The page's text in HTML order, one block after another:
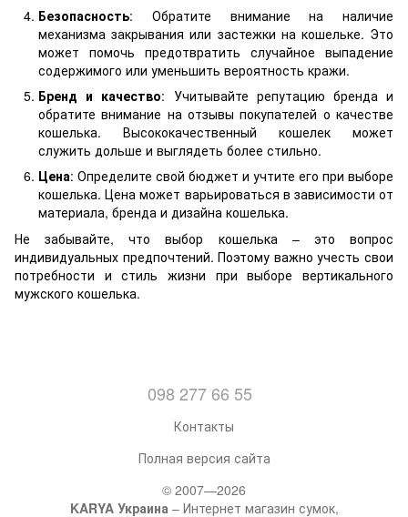
Безопасность: Обратите внимание на наличие
механизма закрывания или застежки на кошельке. Это
может помочь предотвратить случайное выпадение
содержимого или уменьшить вероятность кражи.
Бренд и качество: Учитывайте репутацию бренда и
обратите внимание на отзывы покупателей о качестве
кошелька. Высококачественный кошелек может
служить дольше и выглядеть более стильно.
Цена: Определите свой бюджет и учтите его при выборе
кошелька. Цена может варьироваться в зависимости от
материала, бренда и дизайна кошелька.
Не забывайте, что выбор кошелька – это вопрос
индивидуальных предпочтений. Поэтому важно учесть свои
потребности и стиль жизни при выборе вертикального
мужского кошелька.
098 277 66 55
Контакты
Полная версия сайта
© 2007—2026
KARYA Украина – Интернет магазин сумок,